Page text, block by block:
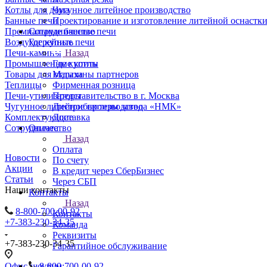
Чугунное литейное производство
Проектирование и изготовление литейной оснастки
Сотрудничество
Где купить
Назад
Где купить
Магазины партнеров
Фирменная розница
Представительство в г. Москва
Дистрибьютеры завода «НМК»
Доставка
Оплата
Назад
Оплата
По счету
В кредит через СберБизнес
Через СБП
Контакты
Назад
Контакты
Команда
Реквизиты
Гарантийное обслуживание
Котлы для дома
Банные печи
Премиальные банные печи
Воздухогрейные печи
Печи-камины
Промышленные котлы
Товары для отдыха
Теплицы
Печи-утилизаторы
Чугунное литейное производство
Комплектующие
Сотрудничество
Новости
Акции
Статьи
Наши контакты
8-800-700-00-92
+7-383-230-34-35
+7-383-230-34-35